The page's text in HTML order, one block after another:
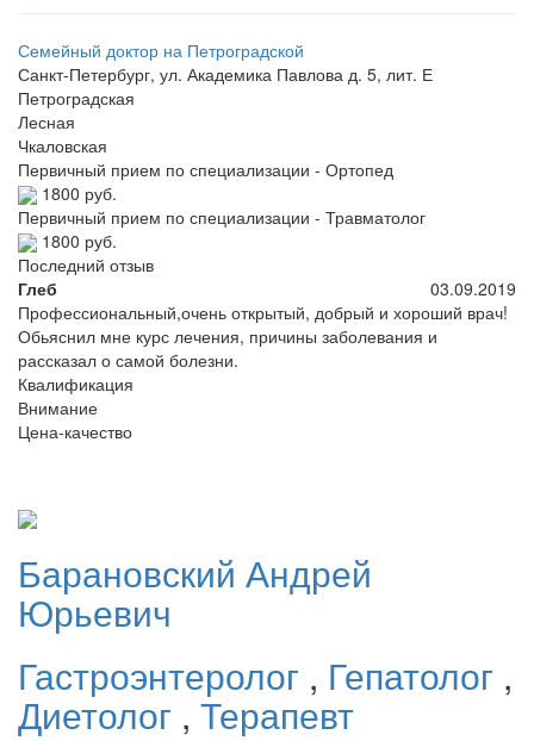
Семейный доктор на Петроградской
Санкт-Петербург, ул. Академика Павлова д. 5, лит. Е
Петроградская
Лесная
Чкаловская
Первичный прием по специализации - Ортопед
1800 руб.
Первичный прием по специализации - Травматолог
1800 руб.
Последний отзыв
Глеб
03.09.2019
Профессиональный,очень открытый, добрый и хороший врач!
Обьяснил мне курс лечения, причины заболевания и
рассказал о самой болезни.
Квалификация
Внимание
Цена-качество
Барановский Андрей
Юрьевич
Гастроэнтеролог , Гепатолог ,
Диетолог , Терапевт